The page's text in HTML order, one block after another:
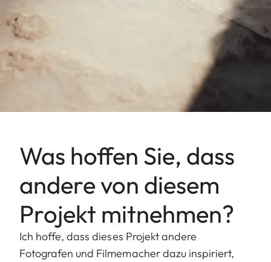
Was hoffen Sie, dass
andere von diesem
Projekt mitnehmen?
Ich hoffe, dass dieses Projekt andere
Fotografen und Filmemacher dazu inspiriert,